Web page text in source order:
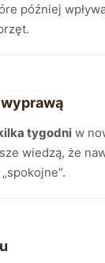
później
tygodni w
wiedzą, że